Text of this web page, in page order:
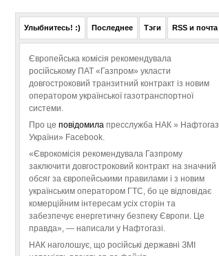
Улыбнитесь! :) Последнее Тэги RSS и почта
Європейська комісія рекомендувала
російському ПАТ «Газпром» укласти
довгостроковий транзитний контракт із новим
оператором української газотранспортної
системи.
Про це повідомила пресслужба НАК » Нафтогаз
України» Facebook.
«Єврокомісія рекомендувала Газпрому
заключити довгостроковий контракт на значний
обсяг за європейськими правилами і з новим
українським оператором ГТС, бо це відповідає
комерційним інтересам усіх сторін та
забезпечує енергетичну безпеку Європи. Це
правда», — написали у Нафтогазі.
НАК наголошує, що російські державні ЗМІ